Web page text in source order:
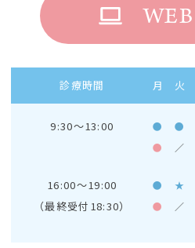
WEB
診療時間 月 火
9:30～13:00 ● ●
●
／
16:00～19:00 ● ★
（最終受付18:30） ● ／